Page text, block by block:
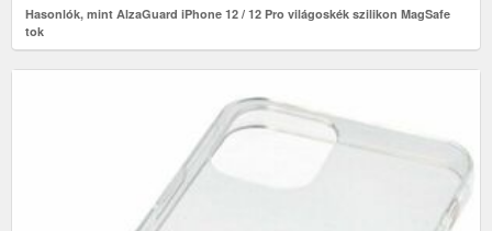
Hasonlók, mint AlzaGuard iPhone 12 / 12 Pro világoskék szilikon MagSafe
tok